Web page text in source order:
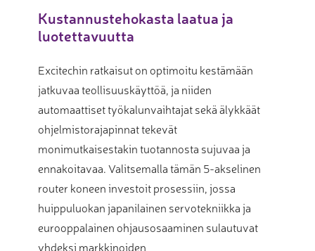
Kustannustehokasta laatua ja
luotettavuutta
Excitechin ratkaisut on optimoitu kestämään
jatkuvaa teollisuuskäyttöä, ja niiden
automaattiset työkalunvaihtajat sekä älykkäät
ohjelmistorajapinnat tekevät
monimutkaisestakin tuotannosta sujuvaa ja
ennakoitavaa. Valitsemalla tämän 5-akselinen
router koneen investoit prosessiin, jossa
huippuluokan japanilainen servotekniikka ja
eurooppalainen ohjausosaaminen sulautuvat
yhdeksi markkinoiden